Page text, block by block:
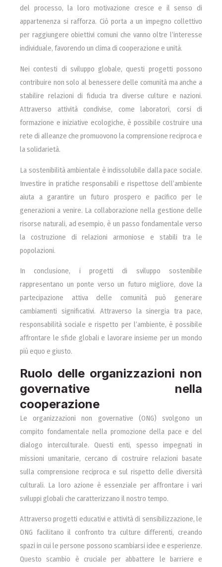
del processo, la loro motivazione cresce e il senso di
appartenenza si rafforza. Ciò porta a un impegno collettivo
per raggiungere obiettivi comuni che vanno oltre l’interesse
individuale, favorendo un clima di cooperazione e unità.
Nei contesti di sviluppo globale, questi progetti possono
contribuire non solo al benessere delle comunità ma anche a
stabilire relazioni di fiducia tra diverse culture e nazioni.
Attraverso attività condivise, come laboratori, corsi di
formazione e iniziative ecologiche, è possibile costruire una
rete di alleanze che promuovono la comprensione reciproca e
la solidarietà.
La sostenibilità ambientale è indissolubile dalla pace sociale.
Investire in pratiche responsabili e rispettose dell’ambiente
aiuta a garantire un futuro prospero e pacifico per le
generazioni a venire. La collaborazione nella gestione delle
risorse naturali, ad esempio, è un passo fondamentale verso
la costruzione di relazioni armoniose e stabili tra le
popolazioni.
In conclusione, i progetti di sviluppo sostenibile
rappresentano un ponte verso un futuro migliore, dove la
partecipazione attiva delle comunità può generare
cambiamenti significativi. Attraverso la sinergia tra pace,
responsabilità sociale e rispetto per l’ambiente, è possibile
affrontare le sfide globali e lavorare insieme per un mondo
più equo e giusto.
Ruolo delle organizzazioni non
governative nella
cooperazione
Le organizzazioni non governative (ONG) svolgono un
compito fondamentale nella promozione della pace e del
dialogo interculturale. Questi enti, spesso impegnati in
missioni umanitarie, cercano di costruire relazioni basate
sulla comprensione reciproca e sul rispetto delle diversità
culturali. La loro azione è essenziale per affrontare i vari
sviluppi globali che caratterizzano il nostro tempo.
Attraverso progetti educativi e attività di sensibilizzazione, le
ONG facilitano il confronto tra culture differenti, creando
spazi in cui le persone possono scambiarsi idee e esperienze.
Questo scambio è cruciale per abbattere le barriere e